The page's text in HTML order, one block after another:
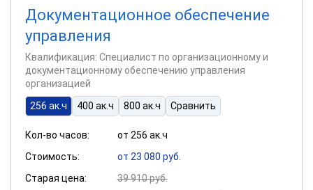
Документационное обеспечение
управления
Квалификация: Специалист по организационному и
документационному обеспечению управления
организацией
256 ак.ч
400 ак.ч 800 ак.ч Сравнить
Кол-во часов:
от 256 ак.ч
Стоимость:
от 23 080 руб.
Старая цена:
39 910 руб.